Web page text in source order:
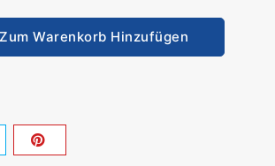
Zum Warenkorb Hinzufügen